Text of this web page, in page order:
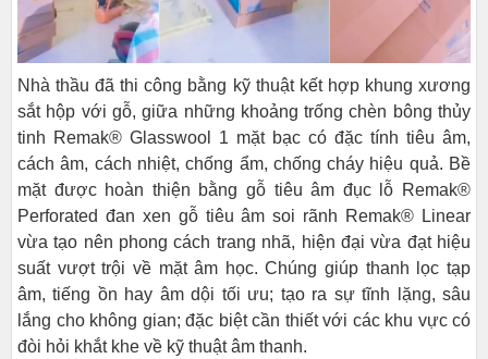
Nhà thầu đã thi công bằng kỹ thuật kết hợp khung xương
sắt hộp với gỗ, giữa những khoảng trống chèn bông thủy
tinh Remak® Glasswool 1 mặt bạc có đặc tính tiêu âm,
cách âm, cách nhiệt, chống ẩm, chống cháy hiệu quả. Bề
mặt được hoàn thiện bằng gỗ tiêu âm đục lỗ Remak®
Perforated đan xen gỗ tiêu âm soi rãnh Remak® Linear
vừa tạo nên phong cách trang nhã, hiện đại vừa đạt hiệu
suất vượt trội về mặt âm học. Chúng giúp thanh lọc tạp
âm, tiếng ồn hay âm dội tối ưu; tạo ra sự tĩnh lặng, sâu
lắng cho không gian; đặc biệt cần thiết với các khu vực có
đòi hỏi khắt khe về kỹ thuật âm thanh.